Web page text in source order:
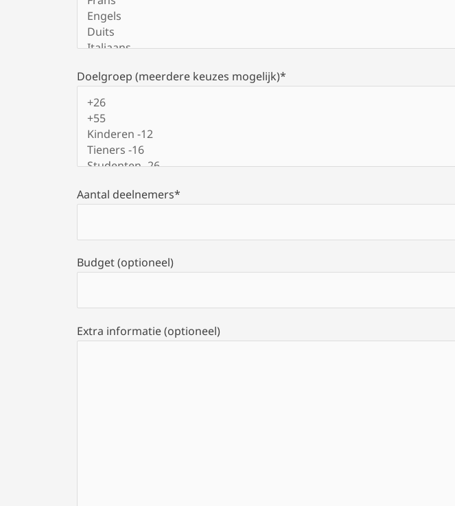
Doelgroep (meerdere keuzes mogelijk)*
Aantal deelnemers*
Budget (optioneel)
Extra informatie (optioneel)